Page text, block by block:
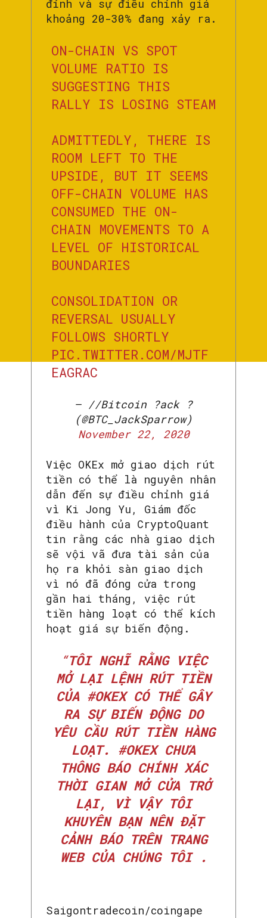
đỉnh và sự điều chỉnh giá
khoảng 20-30% đang xảy ra.
ON-CHAIN VS SPOT
VOLUME RATIO IS
SUGGESTING THIS
RALLY IS LOSING STEAM
ADMITTEDLY, THERE IS
ROOM LEFT TO THE
UPSIDE, BUT IT SEEMS
OFF-CHAIN VOLUME HAS
CONSUMED THE ON-
CHAIN MOVEMENTS TO A
LEVEL OF HISTORICAL
BOUNDARIES
CONSOLIDATION OR
REVERSAL USUALLY
FOLLOWS SHORTLY
PIC.TWITTER.COM/MJTF
EAGRAC
— //Bitcoin ?ack ?
(@BTC_JackSparrow)
November 22, 2020
Việc OKEx mở giao dịch rút
tiền có thể là nguyên nhân
dẫn đến sự điều chỉnh giá
vì Ki Jong Yu, Giám đốc
điều hành của CryptoQuant
tin rằng các nhà giao dịch
sẽ vội vã đưa tài sản của
họ ra khỏi sàn giao dịch
vì nó đã đóng cửa trong
gần hai tháng, việc rút
tiền hàng loạt có thể kích
hoạt giá sự biến động.
“TÔI NGHĨ RẰNG VIỆC
MỞ LẠI LỆNH RÚT TIỀN
CỦA #OKEX CÓ THỂ GÂY
RA SỰ BIẾN ĐỘNG DO
YÊU CẦU RÚT TIỀN HÀNG
LOẠT. #OKEX CHƯA
THÔNG BÁO CHÍNH XÁC
THỜI GIAN MỞ CỬA TRỞ
LẠI, VÌ VẬY TÔI
KHUYÊN BẠN NÊN ĐẶT
CẢNH BÁO TRÊN TRANG
WEB CỦA CHÚNG TÔI .
Saigontradecoin/coingape